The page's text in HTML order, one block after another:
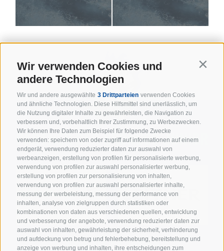
Wir verwenden Cookies und
andere Technologien
Wir und andere ausgewählte 3 Drittparteien verwenden Cookies
und ähnliche Technologien. Diese Hilfsmittel sind unerlässlich, um
die Nutzung digitaler Inhalte zu gewährleisten, die Navigation zu
verbessern und, vorbehaltlich Ihrer Zustimmung, zu Werbezwecken.
Wir können Ihre Daten zum Beispiel für folgende Zwecke
verwenden: speichern von oder zugriff auf informationen auf einem
endgerät, verwendung reduzierter daten zur auswahl von
werbeanzeigen, erstellung von profilen für personalisierte werbung,
verwendung von profilen zur auswahl personalisierter werbung,
erstellung von profilen zur personalisierung von inhalten,
verwendung von profilen zur auswahl personalisierter inhalte,
messung der werbeleistung, messung der performance von
inhalten, analyse von zielgruppen durch statistiken oder
kombinationen von daten aus verschiedenen quellen, entwicklung
und verbesserung der angebote, verwendung reduzierter daten zur
auswahl von inhalten, gewährleistung der sicherheit, verhinderung
und aufdeckung von betrug und fehlerbehebung, bereitstellung und
anzeige von werbung und inhalten, ihre entscheidungen zum
PARTNER DER BRONCOS JUNIOR
SUPPORTER DER JUNIOREN